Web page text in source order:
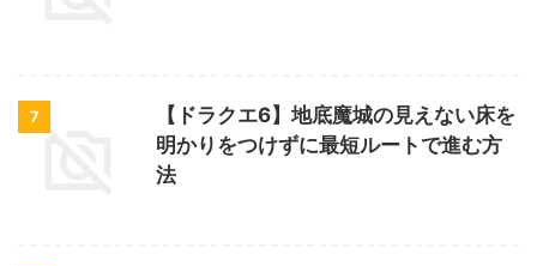
7
【ドラクエ6】地底魔城の見えない床を
明かりをつけずに最短ルートで進む方
法